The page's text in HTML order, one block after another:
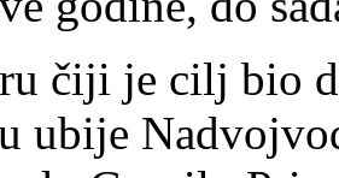
čiji je cilj bio
ubije